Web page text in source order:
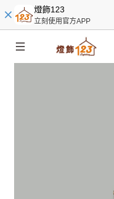
燈飾123
立刻使用官方APP